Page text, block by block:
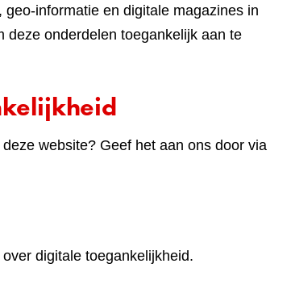
informatie en digitale magazines in
deze onderdelen toegankelijk aan te
website? Geef het aan ons door via
digitale toegankelijkheid.